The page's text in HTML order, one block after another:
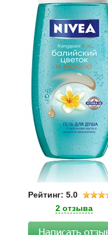
Рейтинг: 5.0
2 отзыва